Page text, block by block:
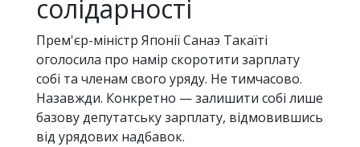
солідарності
Прем'єр-міністр Японії Санаэ Такаїті
оголосила про намір скоротити зарплату
собі та членам свого уряду. Не тимчасово.
Назавжди. Конкретно — залишити собі лише
базову депутатську зарплату, відмовившись
від урядових надбавок.